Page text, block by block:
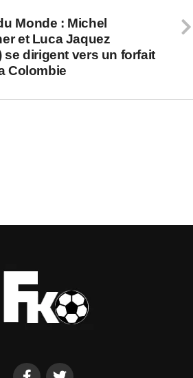
Monde : Michel
et Luca Jaquez
se dirigent vers un forfait
Colombie